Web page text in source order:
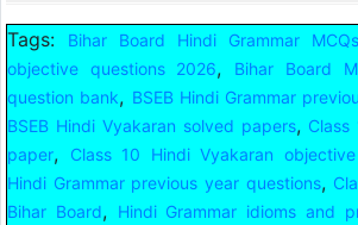
Tags: Bihar Board Hindi Grammar MCQs
objective questions 2026,
Bihar Board
question bank, BSEB Hindi Grammar
BSEB Hindi Vyakaran solved papers, Class
paper, Class 10 Hindi Vyakaran
Hindi Grammar previous year questions,
Bihar Board, Hindi Grammar idioms and